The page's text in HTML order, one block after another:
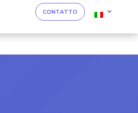
CONTATTO